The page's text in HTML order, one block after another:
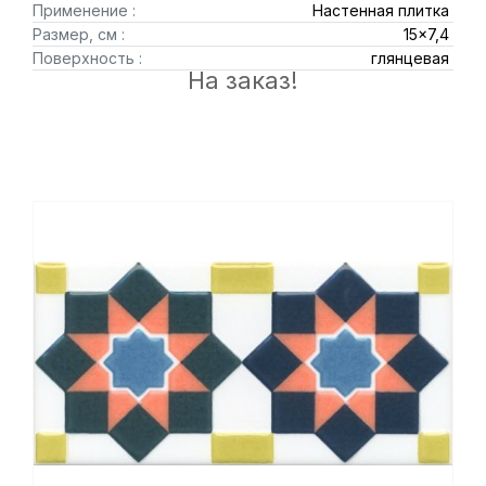
Применение :
Настенная плитка
Размер, см :
15x7,4
Поверхность :
глянцевая
На заказ!